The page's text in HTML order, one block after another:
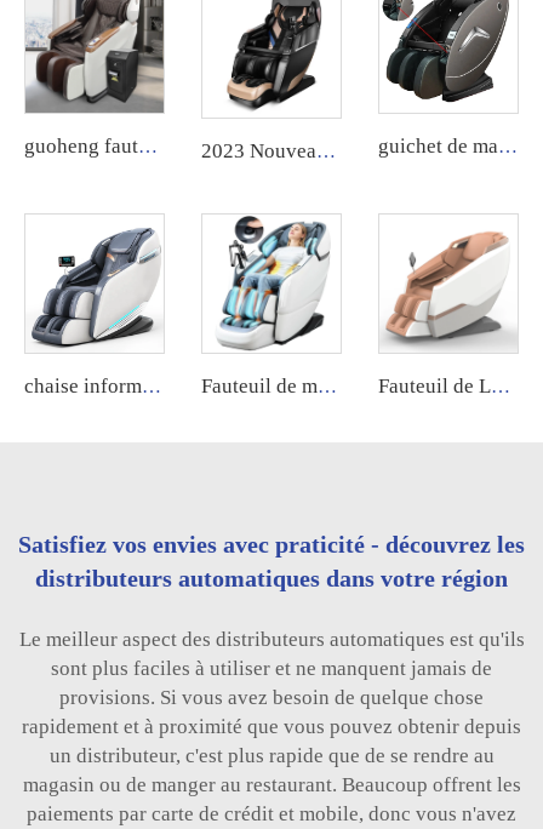
guoheng fauteuil de massage public à carte bancaire machine à massage à pièces de monnaie commerciale pour le corps 2023 Nouveau fauteuil de massage de luxe 4D avec balayage corporel, rail SL, 5D Zero Gravity, massage complet du corps guichet de massage à pièces philippin avec carte de crédit, pièce de monnaie, billet, système de paiement par application et fonctionnement en espèces, modèle zéro
chaise informatique compacte de 2022 avec prix d'usine, dotée d'un couvercle de carte de contrôle de massage Fauteuil de massage XL grand et long, 4D électrique, fauteuil de massage professionnel pour pédicure 2024 pour le corps Fauteuil de Luxe Électrique pour Massage des Ongles, Spa Moderne, Siège de Pédicure, Fauteuil de Massage pour Jambes Soulagement de la Santé
Satisfiez vos envies avec praticité - découvrez les
distributeurs automatiques dans votre région
Le meilleur aspect des distributeurs automatiques est qu'ils
sont plus faciles à utiliser et ne manquent jamais de
provisions. Si vous avez besoin de quelque chose
rapidement et à proximité que vous pouvez obtenir depuis
un distributeur, c'est plus rapide que de se rendre au
magasin ou de manger au restaurant. Beaucoup offrent les
paiements par carte de crédit et mobile, donc vous n'avez